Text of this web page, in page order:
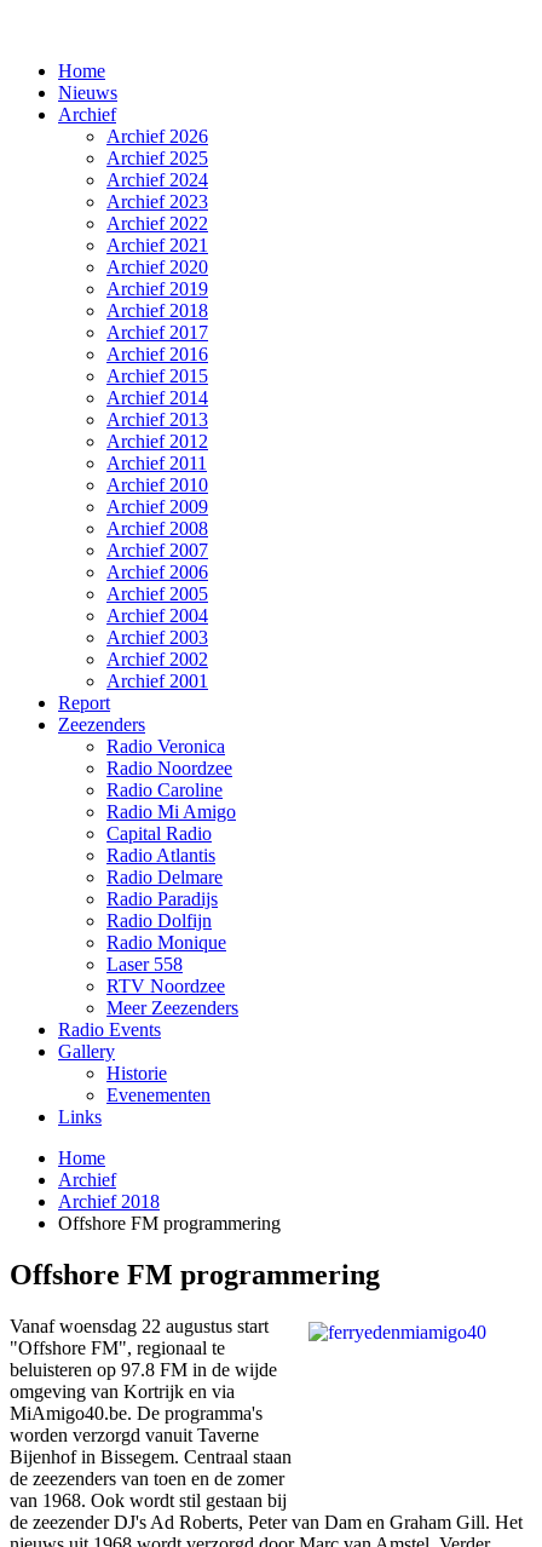
Home
Nieuws
Archief
Archief 2026
Archief 2025
Archief 2024
Archief 2023
Archief 2022
Archief 2021
Archief 2020
Archief 2019
Archief 2018
Archief 2017
Archief 2016
Archief 2015
Archief 2014
Archief 2013
Archief 2012
Archief 2011
Archief 2010
Archief 2009
Archief 2008
Archief 2007
Archief 2006
Archief 2005
Archief 2004
Archief 2003
Archief 2002
Archief 2001
Report
Zeezenders
Radio Veronica
Radio Noordzee
Radio Caroline
Radio Mi Amigo
Capital Radio
Radio Atlantis
Radio Delmare
Radio Paradijs
Radio Dolfijn
Radio Monique
Laser 558
RTV Noordzee
Meer Zeezenders
Radio Events
Gallery
Historie
Evenementen
Links
Home
Archief
Archief 2018
Offshore FM programmering
Offshore FM programmering
Vanaf woensdag 22 augustus start
"Offshore FM", regionaal te
beluisteren op 97.8 FM in de wijde
omgeving van Kortrijk en via
MiAmigo40.be. De programma's
worden verzorgd vanuit Taverne
Bijenhof in Bissegem. Centraal staan
de zeezenders van toen en de zomer
van 1968. Ook wordt stil gestaan bij
de zeezender DJ's Ad Roberts, Peter van Dam en Graham Gill. Het